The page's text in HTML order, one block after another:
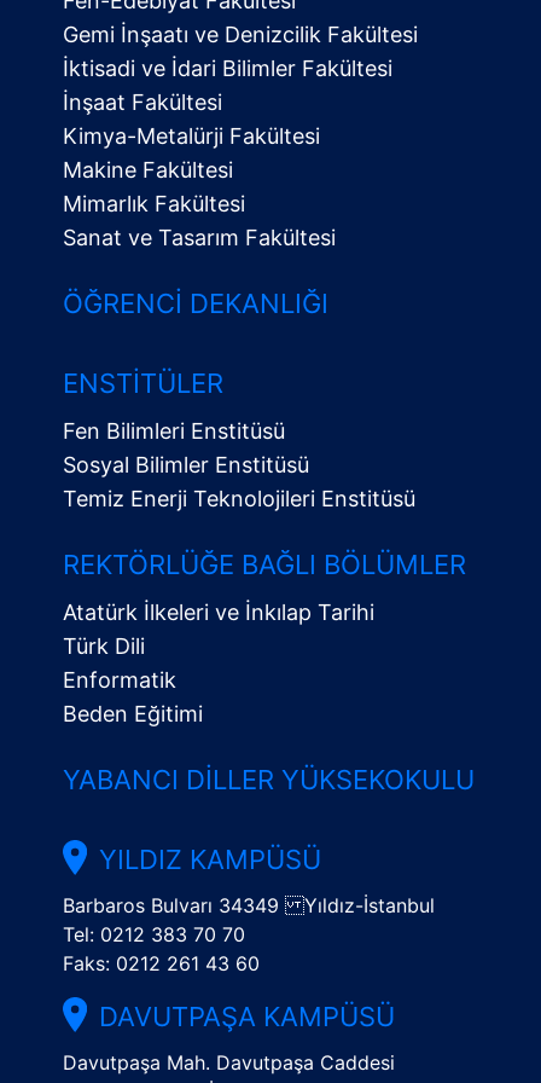
Menü
Gemi İnşaatı ve Denizcilik Fakültesi
İktisadi ve İdari Bilimler Fakültesi
İnşaat Fakültesi
Kimya-Metalürji Fakültesi
Makine Fakültesi
Mimarlık Fakültesi
Sanat ve Tasarım Fakültesi
ÖĞRENCI DEKANLIĞI
ENSTITÜLER
Fen Bilimleri Enstitüsü
Sosyal Bilimler Enstitüsü
Temiz Enerji Teknolojileri Enstitüsü
REKTÖRLÜĞE BAĞLI BÖLÜMLER
Atatürk İlkeleri ve İnkılap Tarihi
Türk Dili
Enformatik
Beden Eğitimi
YABANCI DILLER YÜKSEKOKULU
YILDIZ KAMPÜSÜ
Barbaros Bulvarı 34349 Yıldız-İstanbul
Tel: 0212 383 70 70
Faks: 0212 261 43 60
DAVUTPAŞA KAMPÜSÜ
Davutpaşa Mah. Davutpaşa Caddesi